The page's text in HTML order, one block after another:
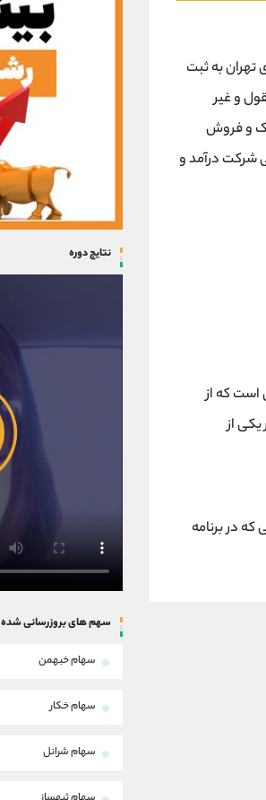
تجاری تهران به ثبت
و غیر
و فروش
شرکت درآمد و
که از
از
در برنامه
نتایج دوره
سهم های بروزرسانی شده
سهام خبهمن
سهام خکار
سهام شرانل